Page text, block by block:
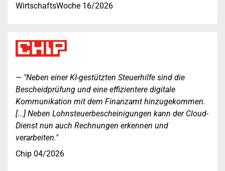
WirtschaftsWoche 16/2026
"Neben einer KI-gestützten Steuerhilfe sind die
Bescheidprüfung und eine effizientere digitale
Kommunikation mit dem Finanzamt hinzugekommen.
[...] Neben Lohnsteuerbescheinigungen kann der Cloud-
Dienst nun auch Rechnungen erkennen und
verarbeiten."
Chip 04/2026